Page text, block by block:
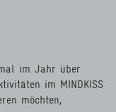
im Jahr über
im MINDKISS
möchten,